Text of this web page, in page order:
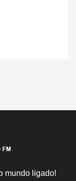
mundo ligado!